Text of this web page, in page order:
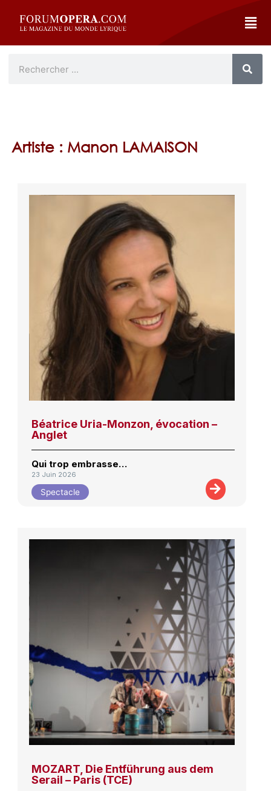
Artiste : Manon LAMAISON
Béatrice Uria-Monzon, évocation –
Anglet
Qui trop embrasse…
23 Juin 2026
Spectacle
MOZART, Die Entführung aus dem
Serail – Paris (TCE)